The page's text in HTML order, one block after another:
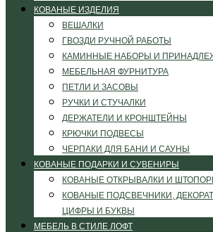
КОВАНЫЕ ИЗДЕЛИЯ
ВЕШАЛКИ
ГВОЗДИ РУЧНОЙ РАБОТЫ
КАМИННЫЕ НАБОРЫ И
МЕБЕЛЬНАЯ ФУРНИТУРА
ПЕТЛИ И ЗАСОВЫ
РУЧКИ И СТУЧАЛКИ
ДЕРЖАТЕЛИ И КРОНШТЕЙНЫ
КРЮЧКИ ПОДВЕСЫ
ЧЕРПАКИ ДЛЯ БАНИ И САУНЫ
КОВАНЫЕ ПОДАРКИ И СУВЕНИРЫ
КОВАНЫЕ ОТКРЫВАЛКИ И
КОВАНЫЕ ПОДСВЕЧНИКИ,
ЦИФРЫ И БУКВЫ
МЕБЕЛЬ В СТИЛЕ ЛОФТ